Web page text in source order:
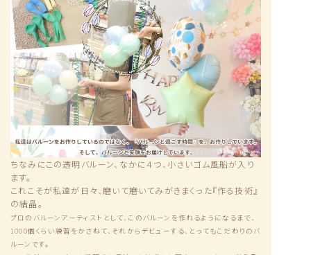
ちなみにこの透明バルーン、なかに４つ、小さいゴム風船が入り
ます。
これこそが私達が日々、磨いて磨いてみがきまくった『作る技術』
の結晶。
プロのバルーンアーティストとして、このバルーンを作れるようになるまで、
1000個くらい練習をかさねて、それからデビューする、とってもこだわりのバ
ルーンです。